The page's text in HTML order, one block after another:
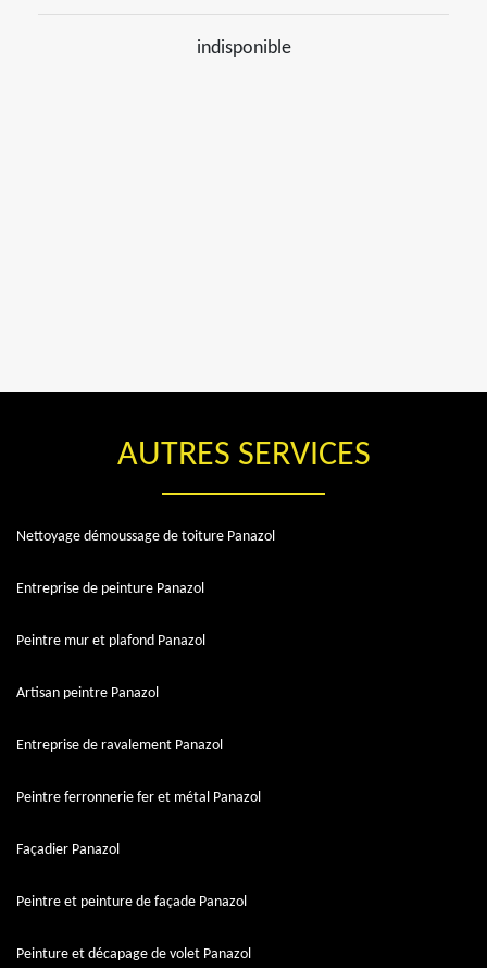
indisponible
AUTRES SERVICES
Nettoyage démoussage de toiture Panazol
Entreprise de peinture Panazol
Peintre mur et plafond Panazol
Artisan peintre Panazol
Entreprise de ravalement Panazol
Peintre ferronnerie fer et métal Panazol
Façadier Panazol
Peintre et peinture de façade Panazol
Peinture et décapage de volet Panazol